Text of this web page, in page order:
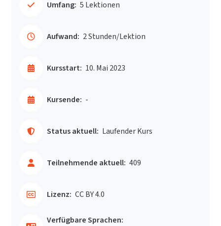
Umfang: 5 Lektionen
Aufwand: 2 Stunden/Lektion
Kursstart: 10. Mai 2023
Kursende: -
Status aktuell: Laufender Kurs
Teilnehmende aktuell: 409
Lizenz: CC BY 4.0
Verfügbare Sprachen: